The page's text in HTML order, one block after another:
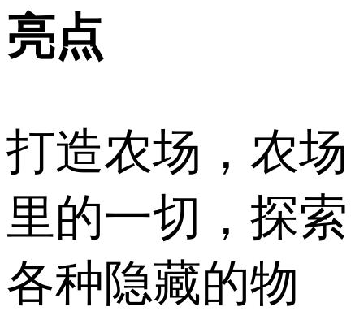
亮点
打造农场，农场
里的一切，探索
各种隐藏的物